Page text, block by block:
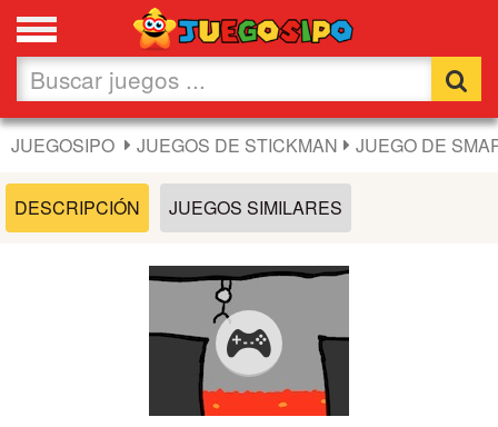
Favoritos
Nuevos
Flash
JUEGOSIPO JUEGOS DE STICKMAN JUEGO DE
DESCRIPCIÓN JUEGOS SIMILARES